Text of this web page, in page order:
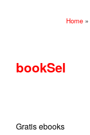
Home»
bookSel
Gratis ebooks